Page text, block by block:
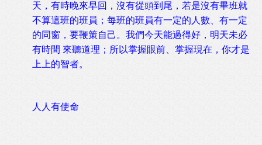
天，有時晚來早回，沒有從頭到尾，若是沒有畢班就
不算這班的班員；每班的班員有一定的人數、有一定
的同窗，要鞭策自己。我們今天能過得好，明天未必
有時間 來聽道理；所以掌握眼前、掌握現在，你才是
上上的智者。
人人有使命